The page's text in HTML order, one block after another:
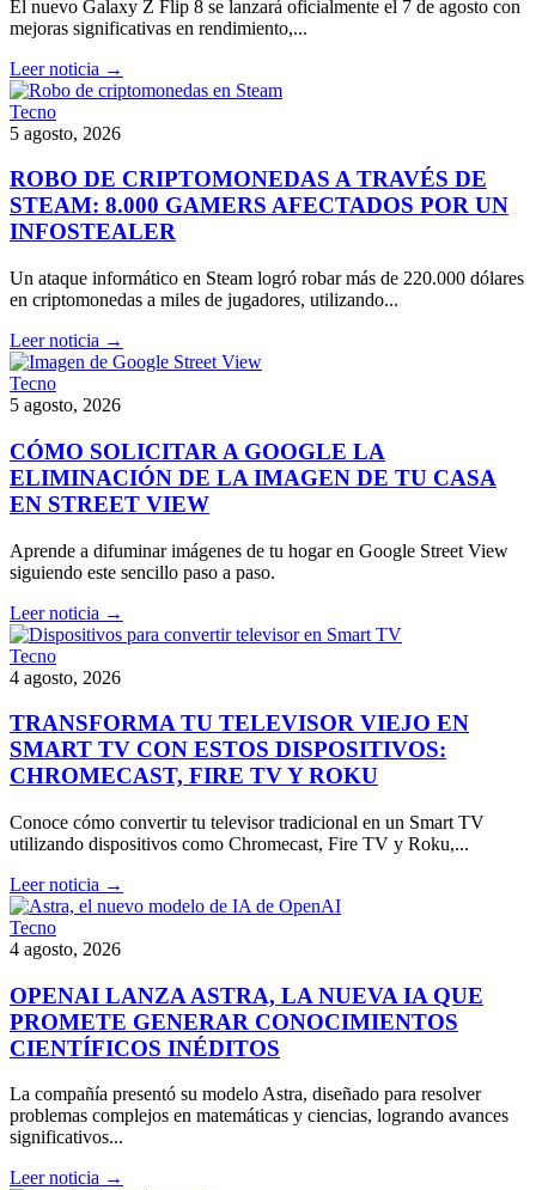
El nuevo Galaxy Z Flip 8 se lanzará oficialmente el 7 de agosto con
mejoras significativas en rendimiento,...
Leer noticia →
Tecno
5 agosto, 2026
ROBO DE CRIPTOMONEDAS A TRAVÉS DE
STEAM: 8.000 GAMERS AFECTADOS POR UN
INFOSTEALER
Un ataque informático en Steam logró robar más de 220.000 dólares
en criptomonedas a miles de jugadores, utilizando...
Leer noticia →
Tecno
5 agosto, 2026
CÓMO SOLICITAR A GOOGLE LA
ELIMINACIÓN DE LA IMAGEN DE TU CASA
EN STREET VIEW
Aprende a difuminar imágenes de tu hogar en Google Street View
siguiendo este sencillo paso a paso.
Leer noticia →
Tecno
4 agosto, 2026
TRANSFORMA TU TELEVISOR VIEJO EN
SMART TV CON ESTOS DISPOSITIVOS:
CHROMECAST, FIRE TV Y ROKU
Conoce cómo convertir tu televisor tradicional en un Smart TV
utilizando dispositivos como Chromecast, Fire TV y Roku,...
Leer noticia →
Tecno
4 agosto, 2026
OPENAI LANZA ASTRA, LA NUEVA IA QUE
PROMETE GENERAR CONOCIMIENTOS
CIENTÍFICOS INÉDITOS
La compañía presentó su modelo Astra, diseñado para resolver
problemas complejos en matemáticas y ciencias, logrando avances
significativos...
Leer noticia →